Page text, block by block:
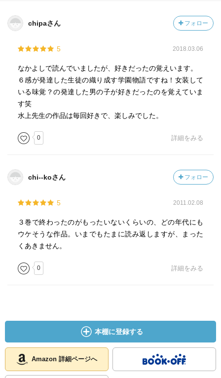
chipaさん フォロー
5 2018.03.06
なかよしで読んでいましたが、好きだったの覚えいます。
６感が発達した生徒の織り成す学園物語ですね！女装して
いる味覚？の発達した男の子が好きだったのを覚えていま
す笑
水上先生の作品は毎回好きで、楽しみでした。
0 詳細をみる
chi--koさん フォロー
5 2011.02.08
３巻で終わったのがもったいないくらいの、どの年代にも
ウケそうな作品。いまでもたまに読み返しますが、まった
くあきません。
0 詳細をみる
本棚に登録する
Amazon 詳細ページへ